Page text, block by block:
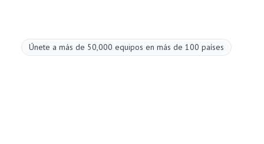
Únete a más de 50,000 equipos en más de 100 países